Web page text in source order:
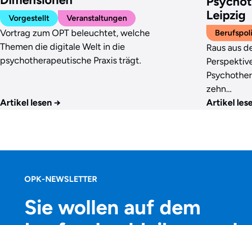
Vorgestellt Veranstaltungen
Vortrag zum OPT beleuchtet, welche
Themen die digitale Welt in die
psychotherapeutische Praxis trägt.
Artikel lesen →
Leipzig
Raus aus
zehn…
Artikel
OPK-NEWSLETTER
Sie wollen auf dem